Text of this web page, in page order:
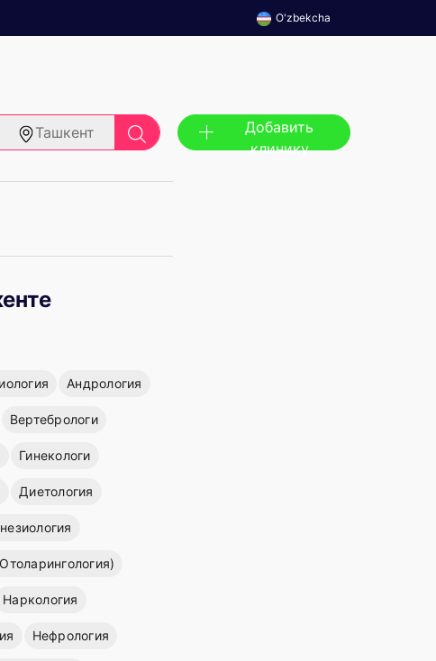
O'zbekcha
Ташкент
Добавить
клинику
Андрология
Вертебрологи
Гинекологи
Диетология
Наркология
Нефрология